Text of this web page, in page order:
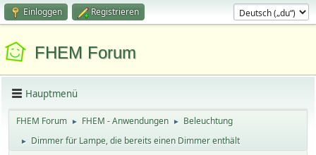
Einloggen Registrieren
FHEM Forum
Hauptmenü
FHEM Forum ► FHEM - Anwendungen ► Beleuchtung
► Dimmer für Lampe, die bereits einen Dimmer enthält